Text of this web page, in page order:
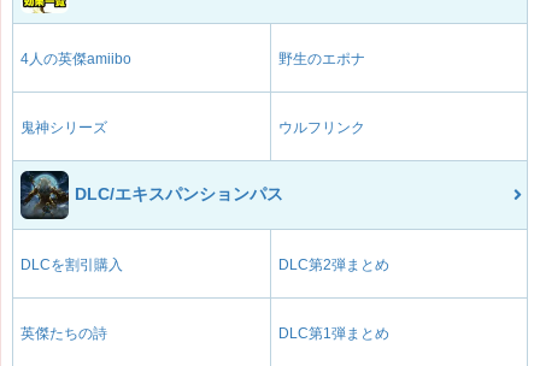
4人の英傑amiibo 野生のエポナ
鬼神シリーズ ウルフリンク
DLC/エキスパンションパス
DLCを割引購入 DLC第2弾まとめ
英傑たちの詩 DLC第1弾まとめ